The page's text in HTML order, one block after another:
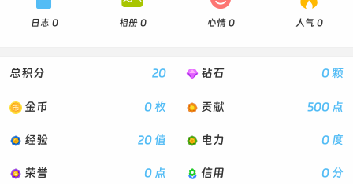
日志 0 相册 0 心情 0 人气 0
20
总积分 0 颗
钻石
0 枚
金币 500 点
贡献
20 值
经验 0 度
电力
0 点
荣誉 0 分
信用